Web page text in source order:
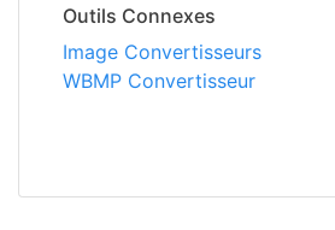
Outils Connexes
Image Convertisseurs
WBMP Convertisseur